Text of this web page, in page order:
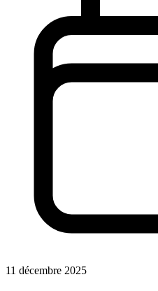
11 décembre 2025